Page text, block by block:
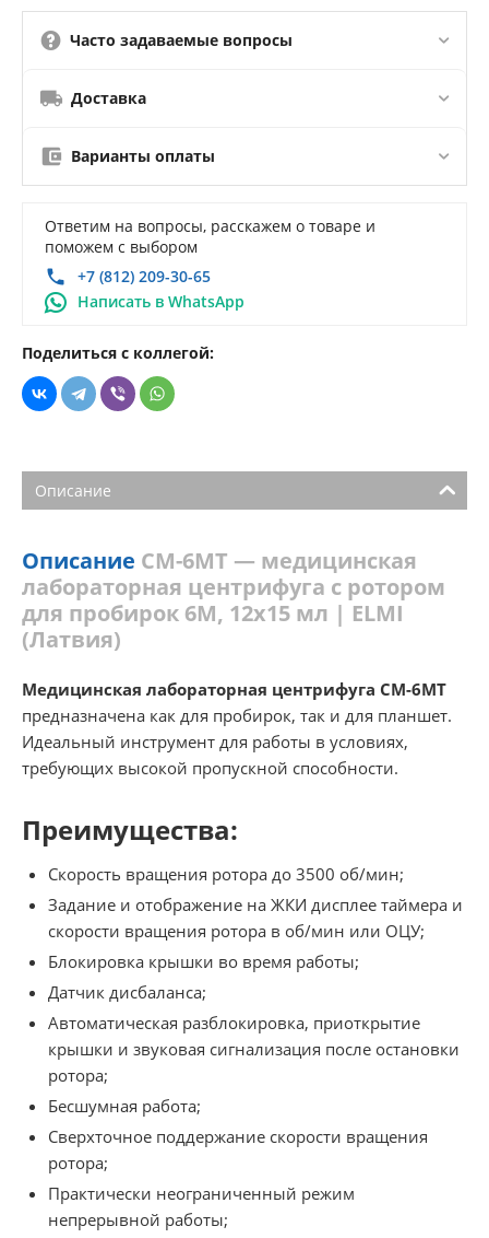
Часто задаваемые вопросы
Доставка
Варианты оплаты
Ответим на вопросы, расскажем о товаре и
поможем с выбором
+7 (812) 209-30-65
Написать в WhatsApp
Поделиться с коллегой:
Описание
Описание CM-6MT — медицинская
лабораторная центрифуга с ротором
для пробирок 6М, 12х15 мл | ELMI
(Латвия)
Медицинская лабораторная центрифуга CM-6MT
предназначена как для пробирок, так и для планшет.
Идеальный инструмент для работы в условиях,
требующих высокой пропускной способности.
Преимущества:
Скорость вращения ротора до 3500 об/мин;
Задание и отображение на ЖКИ дисплее таймера и
скорости вращения ротора в об/мин или ОЦУ;
Блокировка крышки во время работы;
Датчик дисбаланса;
Автоматическая разблокировка, приоткрытие
крышки и звуковая сигнализация после остановки
ротора;
Бесшумная работа;
Сверхточное поддержание скорости вращения
ротора;
Практически неограниченный режим
непрерывной работы;